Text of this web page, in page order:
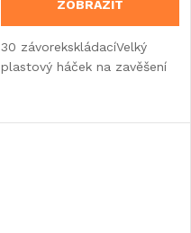
ZOBRAZIT
30 závorekskládacíVelký
plastový háček na zavěšení